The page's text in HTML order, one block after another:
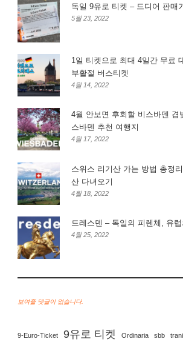
독일 9유로 티켓 – 드디어 판매
5월 23, 2022
1일 티켓으로 최대 4일간 무료
부활절 버스티켓
4월 14, 2022
4월 안보면 후회할 비스바덴 겹
스바덴 추천 여행지
4월 17, 2022
스위스 리기산 가는 방법 총정
산 다녀오기
4월 18, 2022
드레스덴 – 독일의 피렌체, 유
4월 25, 2022
보여줄 댓글이 없습니다.
9-Euro-Ticket 9유로 티켓 Ordinaria sbb